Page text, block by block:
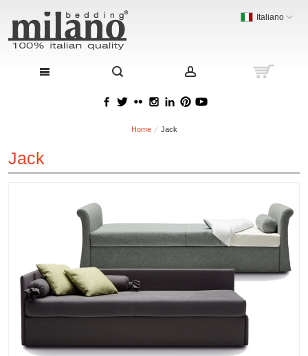
Italiano
Home Jack
Jack